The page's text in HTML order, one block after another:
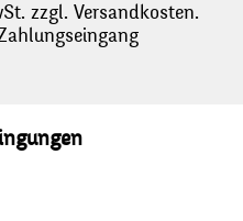
zzgl. Versandkosten.